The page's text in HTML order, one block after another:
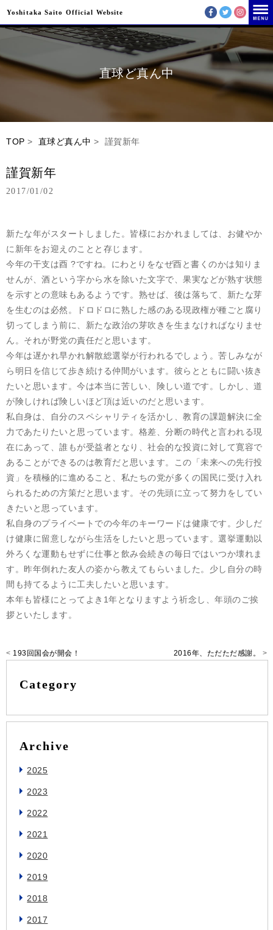
Yoshitaka Saito Official Website
直球ど真ん中
TOP > 直球ど真ん中 > 謹賀新年
謹賀新年
2017/01/02
新たな年がスタートしました。皆様におかれましては、お健やか
に新年をお迎えのことと存じます。
今年の干支は酉 ?ですね。にわとりをなぜ酉と書くのかは知りま
せんが、酒という字から水を除いた文字で、果実などが熟す状態
を示すとの意味もあるようです。熟せば、後は落ちて、新たな芽
を生むのは必然。ドロドロに熟した感のある現政権が種ごと腐り
切ってしまう前に、新たな政治の芽吹きを生まなければなりませ
ん。それが野党の責任だと思います。
今年は遅かれ早かれ解散総選挙が行われるでしょう。苦しみなが
ら明日を信じて歩き続ける仲間がいます。彼らとともに闘い抜き
たいと思います。今は本当に苦しい、険しい道です。しかし、道
が険しければ険しいほど頂は近いのだと思います。
私自身は、自分のスペシャリティを活かし、教育の課題解決に全
力であたりたいと思っています。格差、分断の時代と言われる現
在にあって、誰もが受益者となり、社会的な投資に対して寛容で
あることができるのは教育だと思います。この「未来への先行投
資」を積極的に進めること、私たちの党が多くの国民に受け入れ
られるための方策だと思います。その先頭に立って努力をしてい
きたいと思っています。
私自身のプライベートでの今年のキーワードは健康です。少しだ
け健康に留意しながら生活をしたいと思っています。選挙運動以
外ろくな運動もせずに仕事と飲み会続きの毎日ではいつか壊れま
す。昨年倒れた友人の姿から教えてもらいました。少し自分の時
間も持てるように工夫したいと思います。
本年も皆様にとってよき1年となりますよう祈念し、年頭のご挨
拶といたします。
< 193回国会が開会！ 2016年、ただただ感謝。 >
Category
Archive
2025
2023
2022
2021
2020
2019
2018
2017